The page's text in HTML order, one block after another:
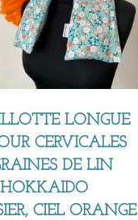
LONGUE
CERVICALES
DE LIN
CIEL ORANGE